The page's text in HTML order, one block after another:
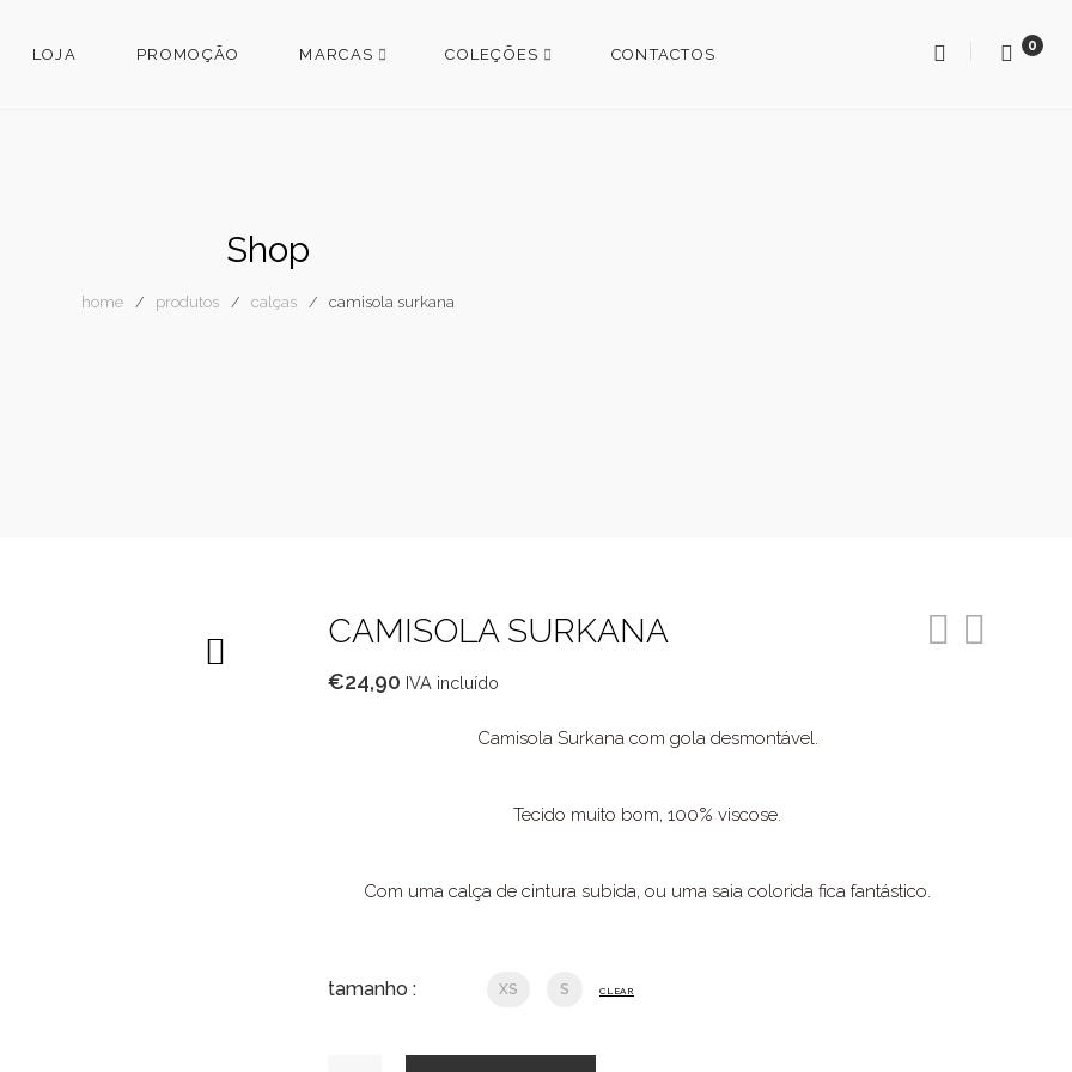
LOJA PROMOÇÃO MARCAS COLEÇÕES CONTACTOS 0
Shop
home produtos calças camisola surkana
CAMISOLA SURKANA
€24,90 IVA incluído
Camisola Surkana com gola desmontável.
Tecido muito bom, 100% viscose.
Com uma calça de cintura subida, ou uma saia colorida fica fantástico.
tamanho : XS S CLEAR